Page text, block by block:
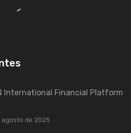
International Financial Platform
agosto de 2025